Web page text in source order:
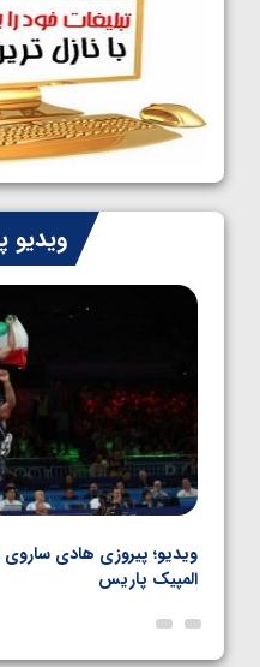
کشتی فرنگی نوجوانان
سوم برای ایران
1405/05/07
ایران چشم به راه چهار
کشتی فرنگی نوجوانان
1405/05/06
کشتی فرنگی نوجوان
پنج وزن نخست
1405/05/06
ویدیو
ویدیو؛ پیروزی هادی ساروی
المپیک پاریس